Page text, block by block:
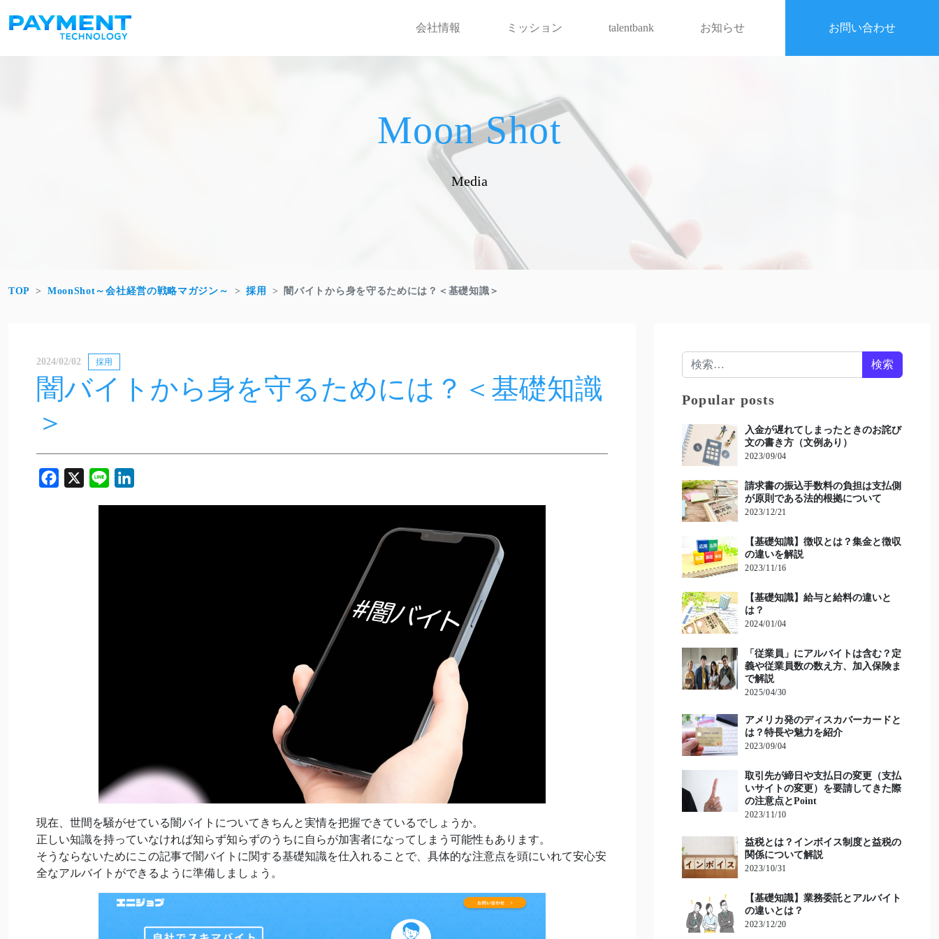
メインナビゲーション 会社情報 ミッション talentbank お知らせ お問い合わせ
Moon Shot
Media
TOP MoonShot～会社経営の戦略マガジン～ 採用 闇バイトから身を守るためには？＜基礎知識＞
2024/02/02 採用
闇バイトから身を守るためには？＜基礎知識
＞
Facebook
X Line
現在、世間を騒がせている闇バイトについてきちんと実情を把握できているでしょうか。
正しい知識を持っていなければ知らず知らずのうちに自らが加害者になってしまう可能性もあります。
そうならないためにこの記事で闇バイトに関する基礎知識を仕入れることで、具体的な注意点を頭にいれて安心安
全なアルバイトができるように準備しましょう。
検索:
Popular posts
入金が遅れてしまったときのお詫び
文の書き方（文例あり）
2023/09/04
請求書の振込手数料の負担は支払側
が原則である法的根拠について
2023/12/21
【基礎知識】徴収とは？集金と徴収
の違いを解説
2023/11/16
【基礎知識】給与と給料の違いと
は？
2024/01/04
「従業員」にアルバイトは含む？定
義や従業員数の数え方、加入保険ま
で解説
2025/04/30
アメリカ発のディスカバーカードと
は？特長や魅力を紹介
2023/09/04
取引先が締日や支払日の変更（支払
いサイトの変更）を要請してきた際
の注意点とPoint
2023/11/10
益税とは？インボイス制度と益税の
関係について解説
2023/10/31
【基礎知識】業務委託とアルバイト
の違いとは？
2023/12/20